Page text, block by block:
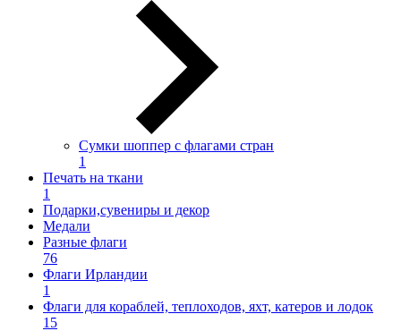
Сумки шоппер с флагами стран
1
Печать на ткани
1
Подарки,сувениры и декор
Медали
Разные флаги
76
Флаги Ирландии
1
Флаги для кораблей, теплоходов, яхт, катеров и лодок
15